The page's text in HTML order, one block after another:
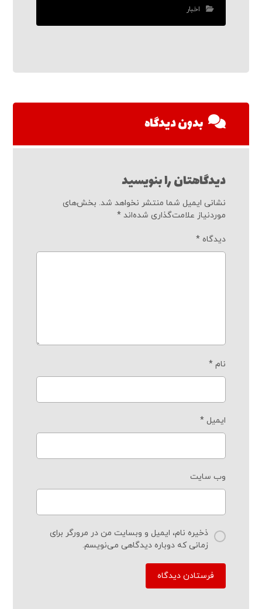
اخبار
بدون دیدگاه
دیدگاهتان را بنویسید
نشانی ایمیل شما منتشر نخواهد شد. بخش‌های
موردنیاز علامت‌گذاری شده‌اند*
دیدگاه*
نام*
ایمیل*
وب‌ سایت
ذخیره نام، ایمیل و وبسایت من در مرورگر برای
زمانی که دوباره دیدگاهی می‌نویسم.